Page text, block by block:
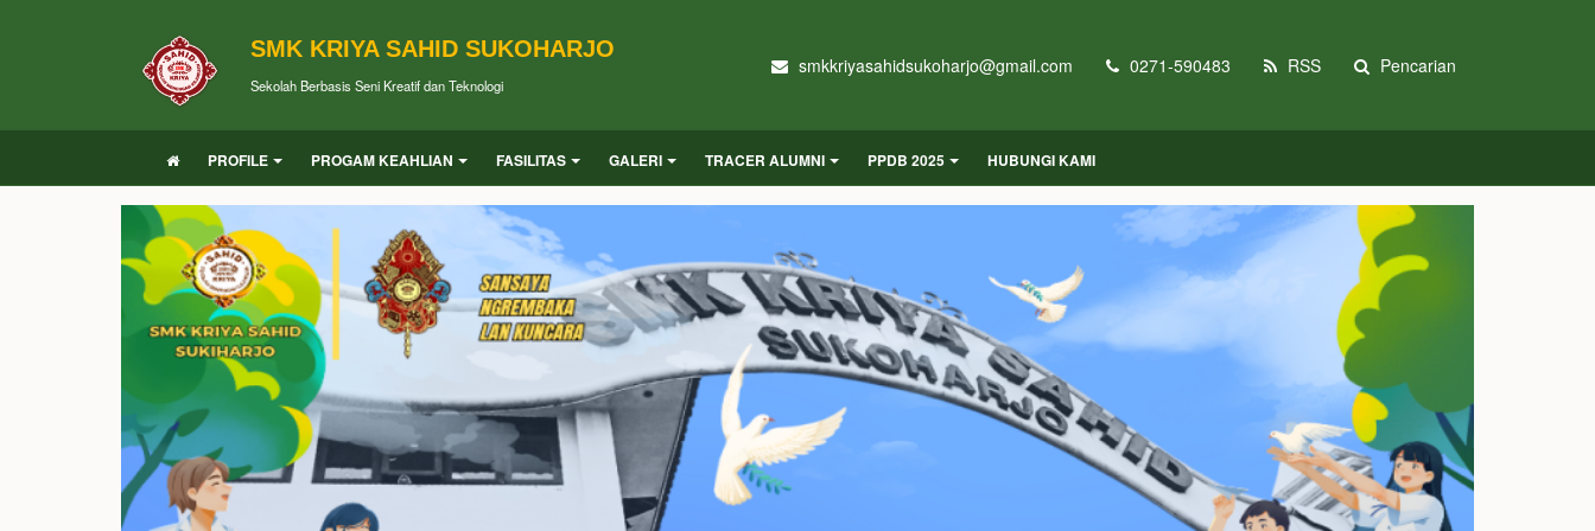
SMK KRIYA SAHID SUKOHARJO
Sekolah Berbasis Seni Kreatif dan Teknologi
smkkriyasahidsukoharjo@gmail.com 0271-590483 RSS Pencarian
PROFILE PROGAM KEAHLIAN FASILITAS GALERI TRACER ALUMNI PPDB 2025 HUBUNGI KAMI